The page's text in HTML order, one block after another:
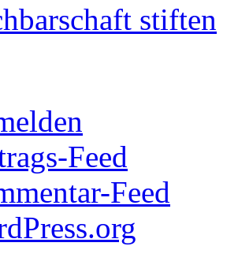
stiften
Feed
Feed